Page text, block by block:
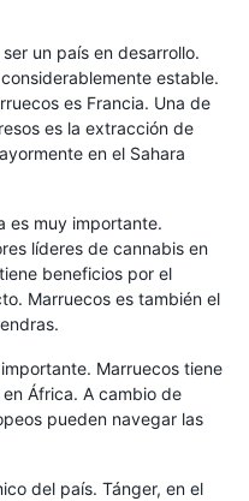
un país en desarrollo.
estable.
es Francia. Una de
es la extracción de
en el Sahara
es muy importante.
líderes de cannabis en
beneficios por el
Marruecos es también el
Marruecos tiene
África. A cambio de
pueden navegar las
del país. Tánger, en el